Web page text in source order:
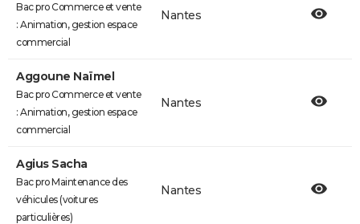
Bac pro Commerce et vente
: Animation, gestion espace
commercial
Nantes
Aggoune Naïmel
Bac pro Commerce et vente
: Animation, gestion espace
commercial
Nantes
Agius Sacha
Bac pro Maintenance des
véhicules (voitures
particulières)
Nantes